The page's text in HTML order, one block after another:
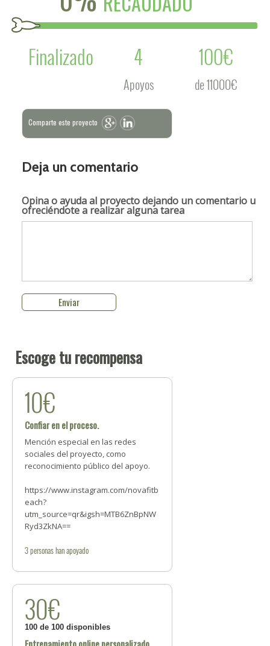
Finalizado
4
Apoyos
100€
de 11000€
Comparte este proyecto
Deja un comentario
Opina o ayuda al proyectodejando un comentario u
ofreciéndote a realizar alguna tarea
Escoge tu recompensa
10€
Confiar en el proceso.
Mención especial en las redes
sociales del proyecto, como
reconocimiento público del apoyo.
https://www.instagram.com/novafitb
each?
utm_source=qr&igsh=MTB6ZnBpNW
Ryd3ZkNA==
3personashan apoyado
30€
100 de 100 disponibles